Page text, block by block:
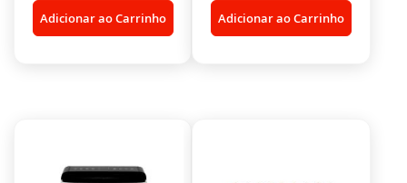
Adicionar ao Carrinho Adicionar ao Carrinho